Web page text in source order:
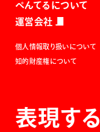
ぺんてるについて
運営会社
個人情報取り扱いについて
知的財産権について
表現する